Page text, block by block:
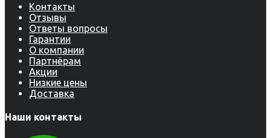
Контакты
Отзывы
Ответы вопросы
Гарантии
О компании
Партнёрам
Акции
Низкие цены
Доставка
Наши контакты